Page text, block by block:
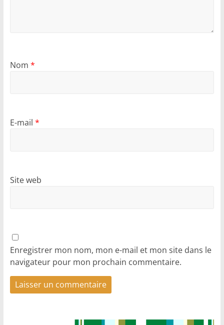
Nom *
E-mail *
Site web
Enregistrer mon nom, mon e-mail et mon site dans le
navigateur pour mon prochain commentaire.